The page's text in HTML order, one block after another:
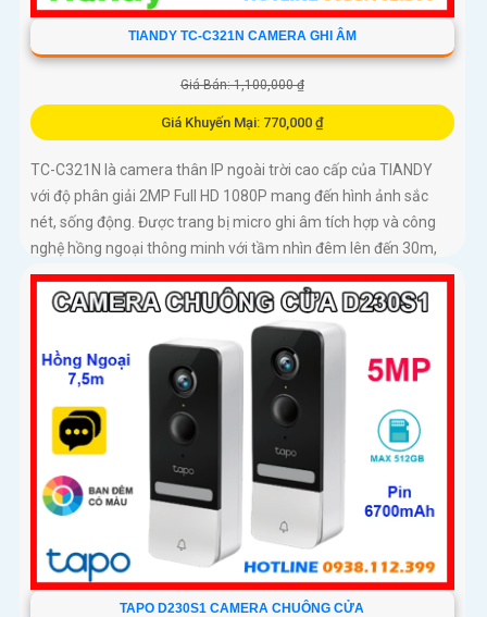
TIANDY TC-C321N CAMERA GHI ÂM
Giá Bán: 1,100,000 ₫
Giá Khuyến Mại: 770,000 ₫
TC-C321N là camera thân IP ngoài trời cao cấp của TIANDY
với độ phân giải 2MP Full HD 1080P mang đến hình ảnh sắc
nét, sống động. Được trang bị micro ghi âm tích hợp và công
nghệ hồng ngoại thông minh với tầm nhìn đêm lên đến 30m,
camera giúp giám sát hiệu quả cả ngày lẫn đêm
TAPO D230S1 CAMERA CHUÔNG CỬA